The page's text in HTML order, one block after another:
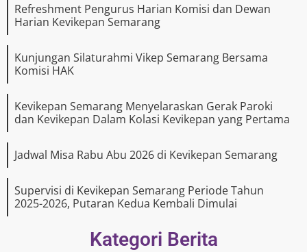
Refreshment Pengurus Harian Komisi dan Dewan
Harian Kevikepan Semarang
Kunjungan Silaturahmi Vikep Semarang Bersama
Komisi HAK
Kevikepan Semarang Menyelaraskan Gerak Paroki
dan Kevikepan Dalam Kolasi Kevikepan yang Pertama
Jadwal Misa Rabu Abu 2026 di Kevikepan Semarang
Supervisi di Kevikepan Semarang Periode Tahun
2025-2026, Putaran Kedua Kembali Dimulai
Kategori Berita